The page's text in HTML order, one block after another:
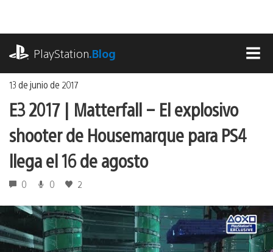
contenido
PlayStation.Blog
13 de junio de 2017
E3 2017 | Matterfall – El explosivo
shooter de Housemarque para PS4
llega el 16 de agosto
0 0 2